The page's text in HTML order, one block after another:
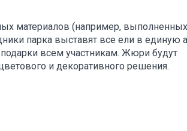
материалов (например,
парка выставят все ели в единую
всем участникам. Жюри будут
и декоративного решения.